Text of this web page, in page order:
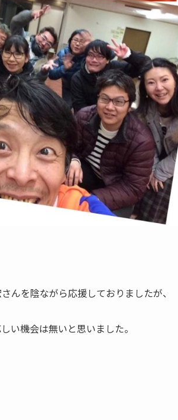
んを陰ながら応援しておりましたが、
い機会は無いと思いました。